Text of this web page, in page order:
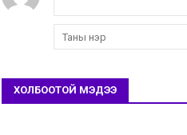
ХОЛБООТОЙ МЭДЭЭ